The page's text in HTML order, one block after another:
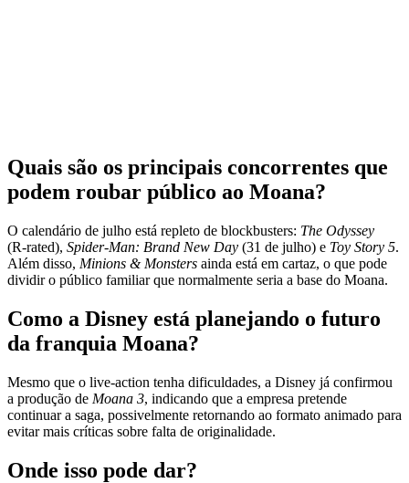
Quais são os principais concorrentes que
podem roubar público ao Moana?
O calendário de julho está repleto de blockbusters: The Odyssey
(R‑rated), Spider‑Man: Brand New Day (31 de julho) e Toy Story 5.
Além disso, Minions & Monsters ainda está em cartaz, o que pode
dividir o público familiar que normalmente seria a base do Moana.
Como a Disney está planejando o futuro
da franquia Moana?
Mesmo que o live-action tenha dificuldades, a Disney já confirmou
a produção de Moana 3, indicando que a empresa pretende
continuar a saga, possivelmente retornando ao formato animado para
evitar mais críticas sobre falta de originalidade.
Onde isso pode dar?